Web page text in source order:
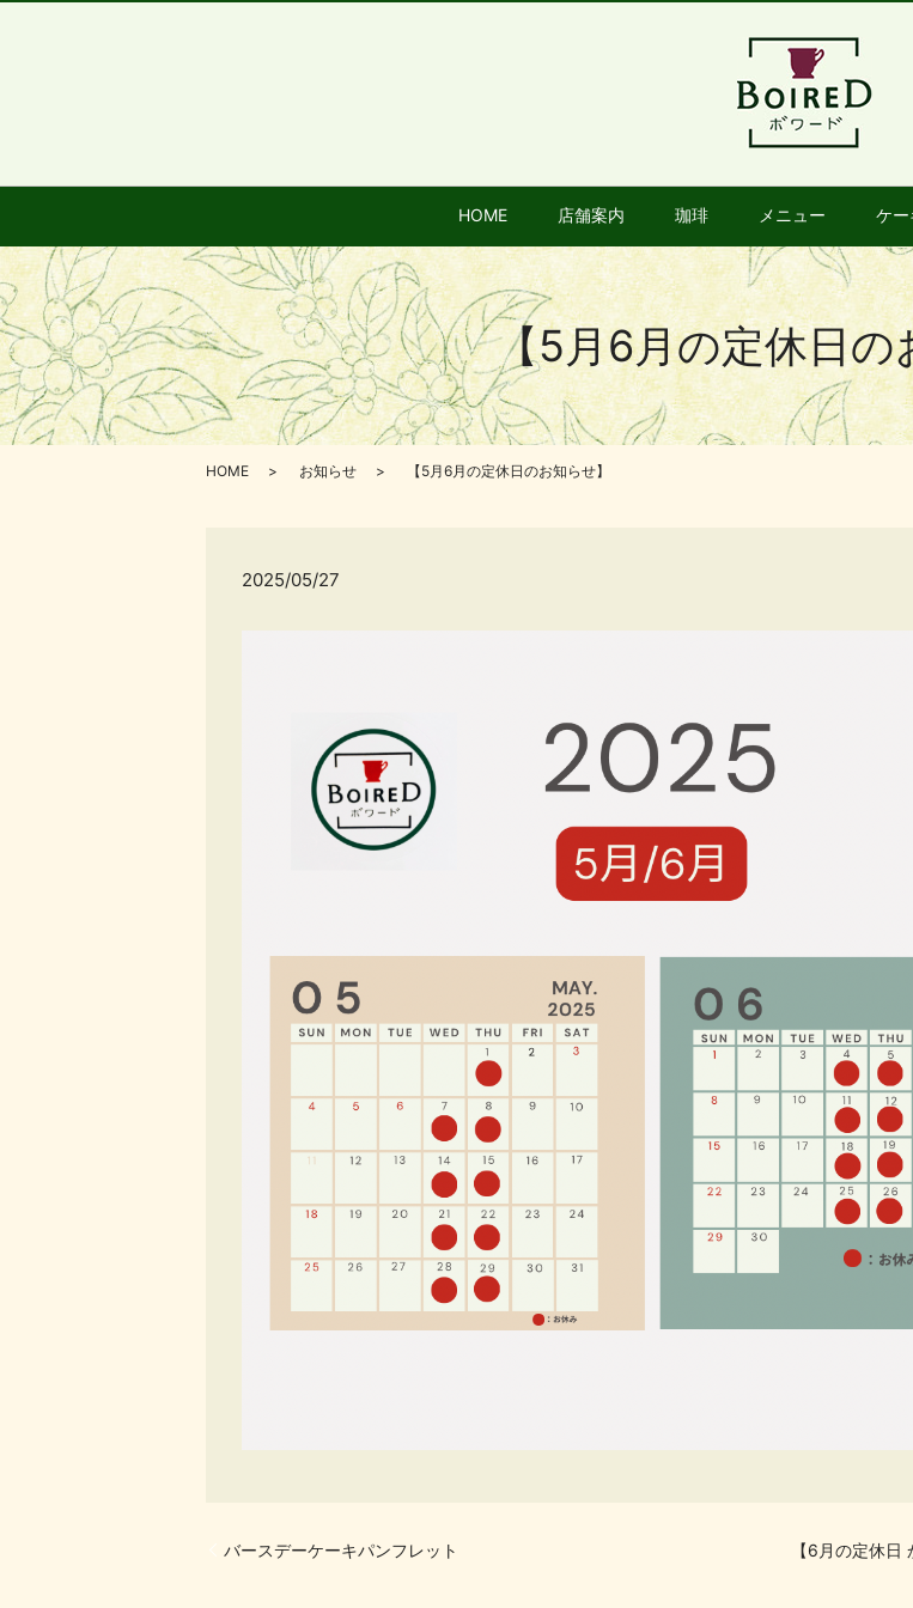
HOME 店舗案内 珈琲 メニュー ケ
【5月6月の定休日の
HOME お知らせ 【5月6月の定休日のお知らせ】
2025/05/27
バースデーケーキパンフレット 【6月の定休日